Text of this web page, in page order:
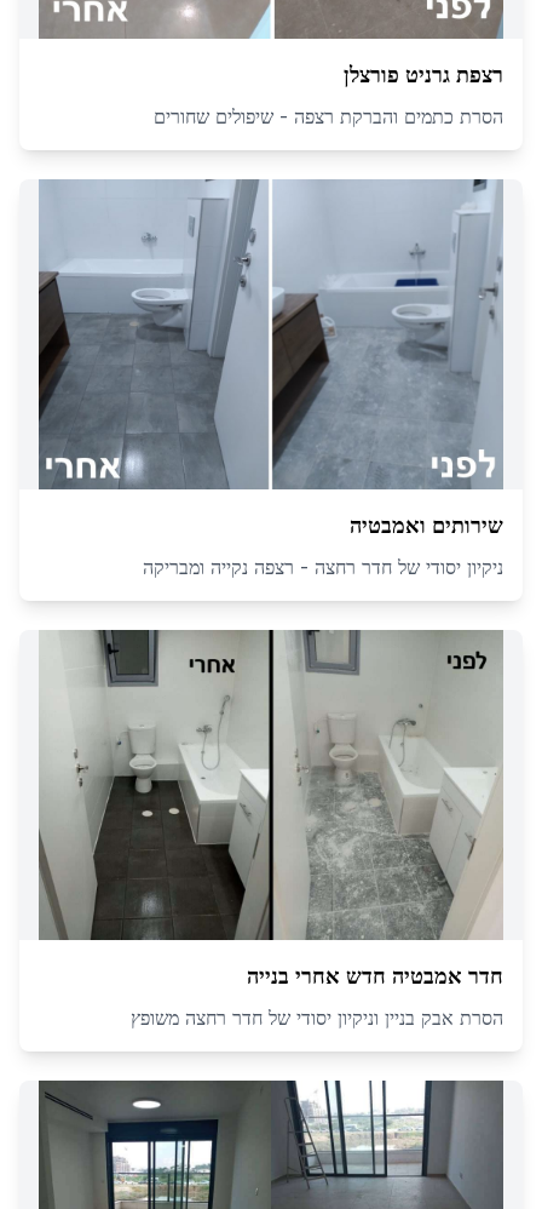
רצפת גרניט פורצלן
הסרת כתמים והברקת רצפה - שיפולים שחורים
שירותים ואמבטיה
ניקיון יסודי של חדר רחצה - רצפה נקייה ומבריקה
חדר אמבטיה חדש אחרי בנייה
הסרת אבק בניין וניקיון יסודי של חדר רחצה משופץ